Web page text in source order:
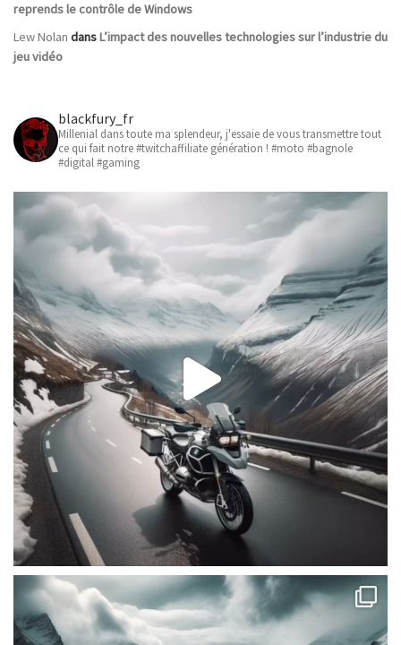
reprends le contrôle de Windows
Lew Nolan dansL’impact des nouvelles technologies sur l’industrie du
jeu vidéo
blackfury_fr
Millenial dans toute ma splendeur, j'essaie de vous transmettre tout
ce qui fait notre #twitchaffiliate génération ! #moto #bagnole
#digital #gaming